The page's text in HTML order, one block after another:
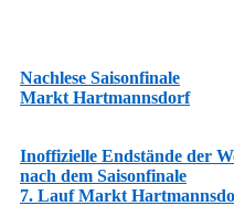
Nachlese Saisonfinale
Markt Hartmannsdorf
Inoffizielle Endstände der
nach dem Saisonfinale
7. Lauf Markt